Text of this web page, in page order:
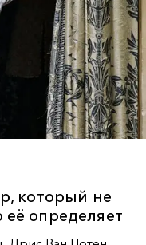
который не
её определяет